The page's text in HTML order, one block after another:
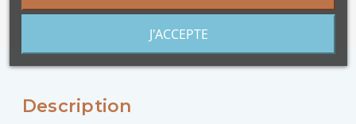
Description
J'ACCEPTE